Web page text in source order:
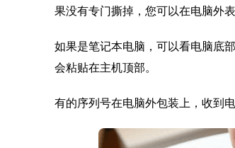
果没有专门撕掉，您可以在电脑外表
如果是笔记本电脑，可以看电脑底
会粘贴在主机顶部。
有的序列号在电脑外包装上，收到